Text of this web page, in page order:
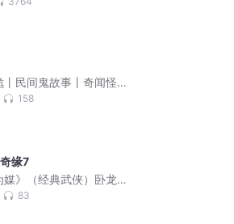
丨民间鬼故事丨奇闻怪
小勿入
158
缘7
媒》（经典武侠）卧龙
83